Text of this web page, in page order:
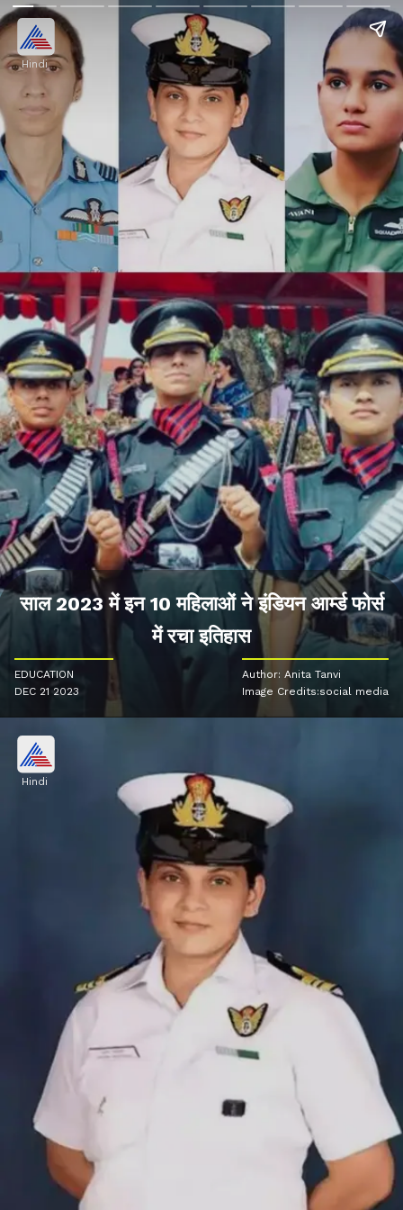
Hindi
साल 2023 में इन 10 महिलाओं ने इंडियन आर्म्ड फोर्स
में रचा इतिहास
EDUCATION
DEC 21 2023
Author: Anita Tanvi
Image Credits:social media
Hindi